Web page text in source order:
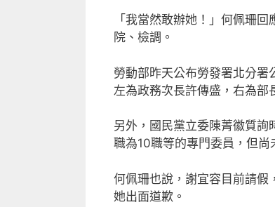
「我當然敢辦她！」何佩珊
院、檢調。
勞動部昨天公布勞發署北分署
左為政務次長許傳盛，右為
另外，國民黨立委陳菁徽質
職為10職等的專門委員，但尚
何佩珊也說，謝宜容目前請假
她出面道歉。